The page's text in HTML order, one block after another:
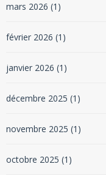
mars 2026 (1)
février 2026 (1)
janvier 2026 (1)
décembre 2025 (1)
novembre 2025 (1)
octobre 2025 (1)